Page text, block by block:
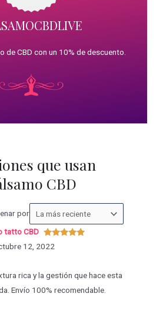
de CBD con un 10% de descuento.
que usan
CBD
porOrdenar
las
Valorado
con
tatto CBD
12, 2022
rica y la gestión que hace esta
Envío 100% recomendable.